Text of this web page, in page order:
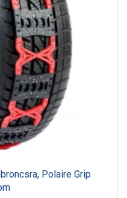
Polaire Grip